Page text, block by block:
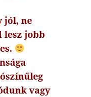
jól, ne
lesz jobb
vagy